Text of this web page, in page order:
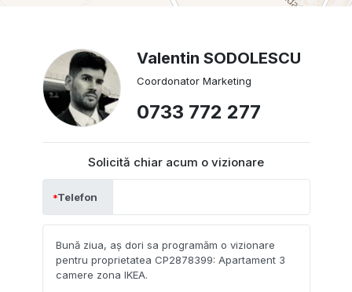
Valentin SODOLESCU
Coordonator Marketing
0733 772 277
Solicită chiar acum o vizionare
Telefon